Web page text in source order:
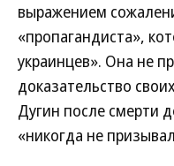
выражением
«пропагандиста»,
украинцев». Она не
доказательство
Дугин после смерти
«никогда не